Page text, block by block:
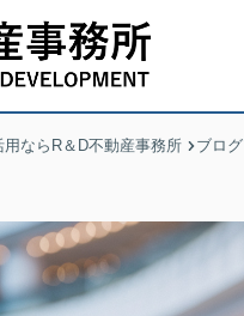
ならR＆D不動産事務所 ブログ